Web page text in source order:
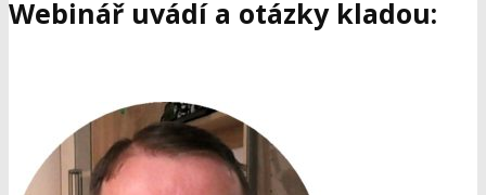
Webinář uvádí a otázky kladou: